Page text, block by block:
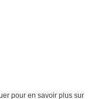
pour en savoir plus sur